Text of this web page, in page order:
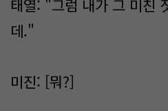
태열: "그럼 내가 그 미친
데."
미진: [뭐?]